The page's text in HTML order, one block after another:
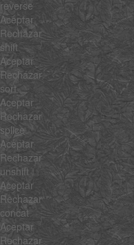
reverse
Aceptar
Rechazar
shift
Aceptar
Rechazar
sort
Aceptar
Rechazar
splice
Aceptar
Rechazar
unshift
Aceptar
Rechazar
concat
Aceptar
Rechazar